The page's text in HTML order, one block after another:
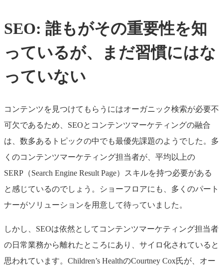
SEO: 誰もがその重要性を知
っているが、まだ習慣にはな
っていない
コンテンツを見つけてもらうにはオーガニック検索が必要不
可欠であるため、SEOとコンテンツマーケティングの融合
は、数多あるトピックの中でも最優先課題のようでした。多
くのコンテンツマーケティング担当者が、平均以上の
SERP（Search Engine Result Page）スキルを持つ必要がある
と感じているのでしょう。ショーフロアにも、多くのパート
ナーがソリューションを用意して待っていました。
しかし、SEOは依然としてコンテンツマーケティング担当者
の日常業務から離れたところにあり、サイロ化されていると
思われています。Children’s HealthのCourtney Cox氏が、オー